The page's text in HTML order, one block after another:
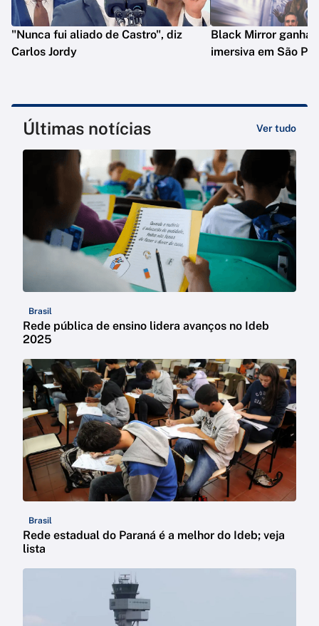
"Nunca fui aliado de Castro", diz
Carlos Jordy
Black Mirror ganha
imersiva em São
Últimas notícias Ver tudo
Brasil
Rede pública de ensino lidera avanços no Ideb
2025
Brasil
Rede estadual do Paraná é a melhor do Ideb; veja
lista